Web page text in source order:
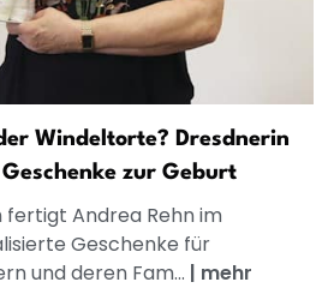
Windeltorte? Dresdnerin
zur Geburt
fertigt Andrea Rehn im
Geschenke für
und deren Fam... | mehr